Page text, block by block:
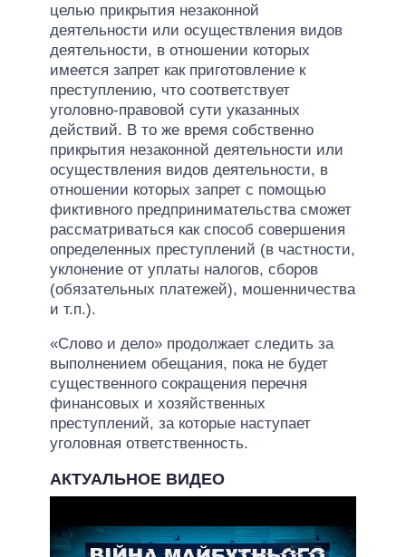
целью прикрытия незаконной
деятельности или осуществления видов
деятельности, в отношении которых
имеется запрет как приготовление к
преступлению, что соответствует
уголовно-правовой сути указанных
действий. В то же время собственно
прикрытия незаконной деятельности или
осуществления видов деятельности, в
отношении которых запрет с помощью
фиктивного предпринимательства сможет
рассматриваться как способ совершения
определенных преступлений (в частности,
уклонение от уплаты налогов, сборов
(обязательных платежей), мошенничества
и т.п.).
«Слово и дело» продолжает следить за
выполнением обещания, пока не будет
существенного сокращения перечня
финансовых и хозяйственных
преступлений, за которые наступает
уголовная ответственность.
АКТУАЛЬНОЕ ВИДЕО